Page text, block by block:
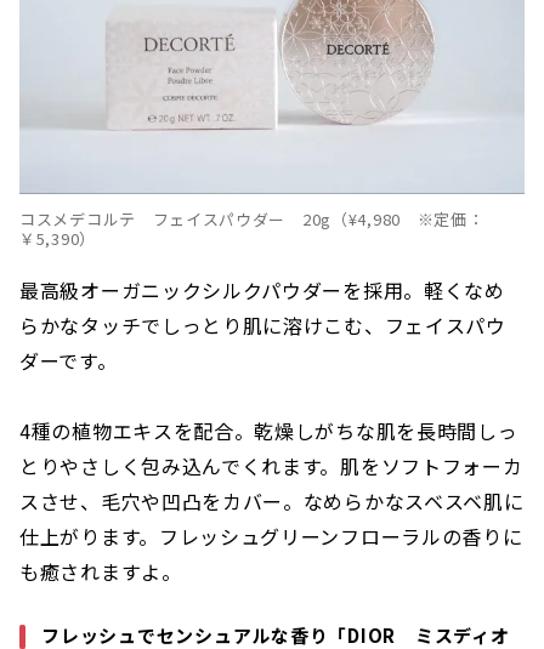
コスメデコルテ フェイスパウダー 20g（¥4,980 ※定価：
￥5,390）
最高級オーガニックシルクパウダーを採用。軽くなめ
らかなタッチでしっとり肌に溶けこむ、フェイスパウ
ダーです。
4種の植物エキスを配合。乾燥しがちな肌を長時間しっ
とりやさしく包み込んでくれます。肌をソフトフォーカ
スさせ、毛穴や凹凸をカバー。なめらかなスベスベ肌に
仕上がります。フレッシュグリーンフローラルの香りに
も癒されますよ。
フレッシュでセンシュアルな香り「DIOR ミスディオ